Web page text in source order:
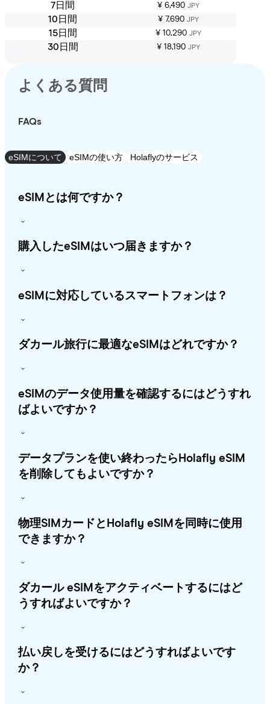
7日間 ¥ 6,490 JPY
10日間 ¥ 7,690 JPY
15日間 ¥ 10,290 JPY
30日間 ¥ 18,190 JPY
よくある質問
FAQs
eSIMについて eSIMの使い方 Holaflyのサービス
eSIMとは何ですか？
購入したeSIMはいつ届きますか？
eSIMに対応しているスマートフォンは？
ダカール旅行に最適なeSIMはどれですか？
eSIMのデータ使用量を確認するにはどうすれ
ばよいですか？
データプランを使い終わったらHolafly eSIM
を削除してもよいですか？
物理SIMカードとHolafly eSIMを同時に使用
できますか？
ダカール eSIMをアクティベートするにはど
うすればよいですか？
払い戻しを受けるにはどうすればよいです
か？